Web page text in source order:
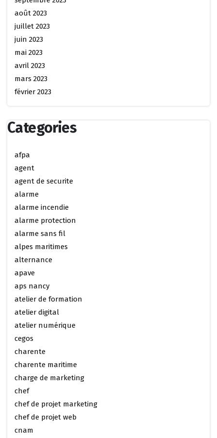
août 2023
juillet 2023
juin 2023
mai 2023
avril 2023
mars 2023
février 2023
Categories
afpa
agent
agent de securite
alarme
alarme incendie
alarme protection
alarme sans fil
alpes maritimes
alternance
apave
aps nancy
atelier de formation
atelier digital
atelier numérique
cegos
charente
charente maritime
charge de marketing
chef
chef de projet marketing
chef de projet web
cnam